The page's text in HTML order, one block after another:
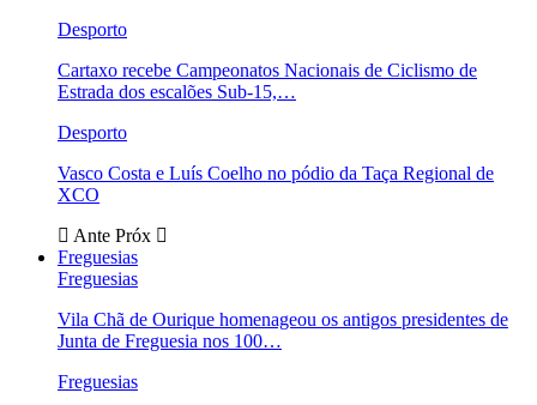
Desporto
Cartaxo recebe Campeonatos Nacionais de Ciclismo de
Estrada dos escalões Sub-15,…
Desporto
Vasco Costa e Luís Coelho no pódio da Taça Regional de
XCO
Ante Próx
Freguesias
Freguesias
Vila Chã de Ourique homenageou os antigos presidentes de
Junta de Freguesia nos 100…
Freguesias